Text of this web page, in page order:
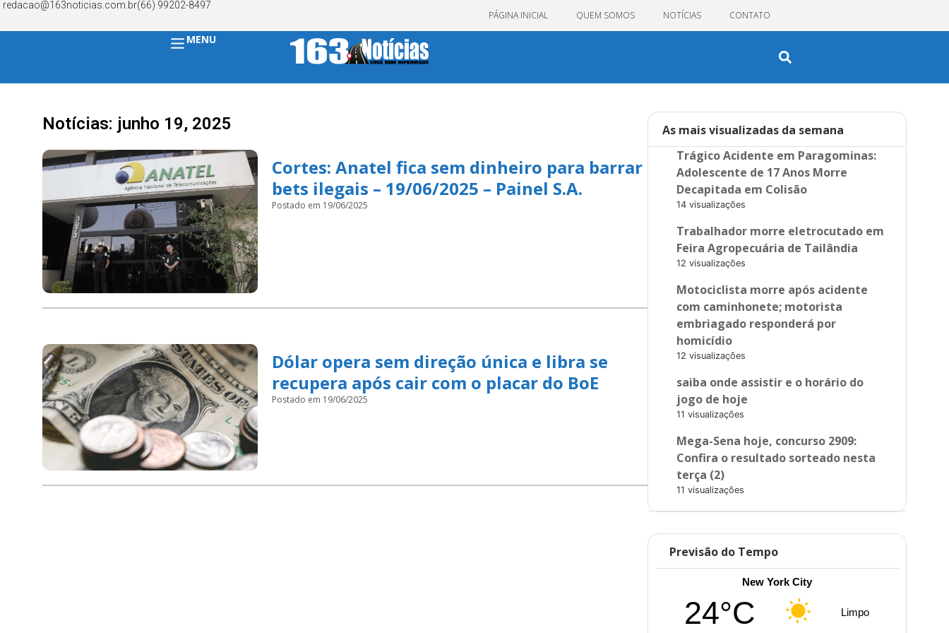
redacao@163noticias.com.br(66) 99202-8497
PÁGINA INICIAL QUEM SOMOS NOTÍCIAS CONTATO
MENU
Notícias: junho 19, 2025
Cortes: Anatel fica sem dinheiro para barrar
bets ilegais – 19/06/2025 – Painel S.A.
Postado em 19/06/2025
Dólar opera sem direção única e libra se
recupera após cair com o placar do BoE
Postado em 19/06/2025
As mais visualizadas da semana
Trágico Acidente em Paragominas:
Adolescente de 17 Anos Morre
Decapitada em Colisão
14 visualizações
Trabalhador morre eletrocutado em
Feira Agropecuária de Tailândia
12 visualizações
Motociclista morre após acidente
com caminhonete; motorista
embriagado responderá por
homicídio
12 visualizações
saiba onde assistir e o horário do
jogo de hoje
11 visualizações
Mega-Sena hoje, concurso 2909:
Confira o resultado sorteado nesta
terça (2)
11 visualizações
Previsão do Tempo
New York City
24°C Limpo